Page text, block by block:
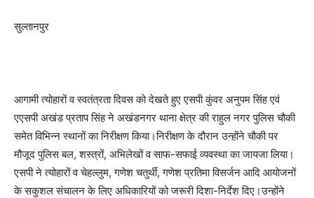
सुल्तानपुर
आगामी त्योहारों व स्वतंत्रता दिवस को देखते हुए एसपी कुंवर अनुपम सिंह एवं
एएसपी अखंड प्रताप सिंह ने अखंडनगर थाना क्षेत्र की राहुल नगर पुलिस चौकी
समेत विभिन्न स्थानों का निरीक्षण किया।निरीक्षण के दौरान उन्होंने चौकी पर
मौजूद पुलिस बल, शस्त्रों, अभिलेखों व साफ-सफाई व्यवस्था का जायजा लिया।
एसपी ने त्योहारों व चेहल्लुम, गणेश चतुर्थी, गणेश प्रतिमा विसर्जन आदि आयोजनों
के सकुशल संचालन के लिए अधिकारियों को जरूरी दिशा-निर्देश दिए।उन्होंने